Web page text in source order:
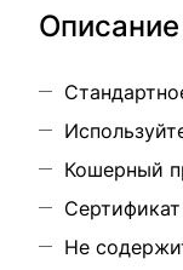
Описание
Кошерный
Не